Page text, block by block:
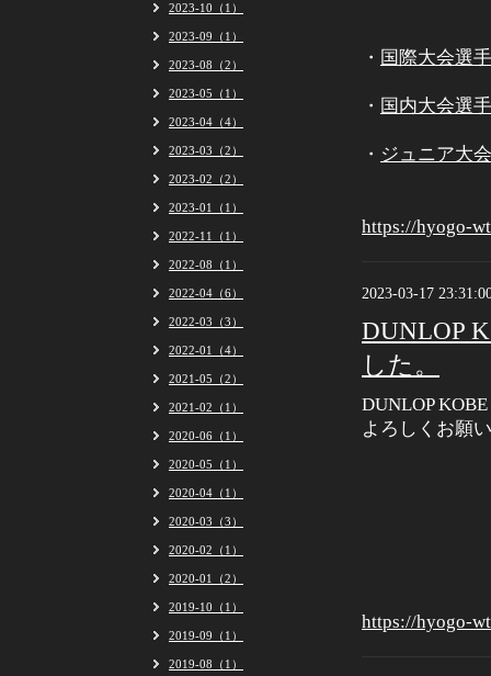
・ 国際大会選
・ 国内大会選
・ ジュニア大
https://hyogo-
2023-03-17
DUNLOP
した。
DUNLOP
よろしくお願
https://hyogo-
2023-10（1）
2023-09（1）
2023-08（2）
2023-05（1）
2023-04（4）
2023-03（2）
2023-02（2）
2023-01（1）
2022-11（1）
2022-08（1）
2022-04（6）
2022-03（3）
2022-01（4）
2021-05（2）
2021-02（1）
2020-06（1）
2020-05（1）
2020-04（1）
2020-03（3）
2020-02（1）
2020-01（2）
2019-10（1）
2019-09（1）
2019-08（1）